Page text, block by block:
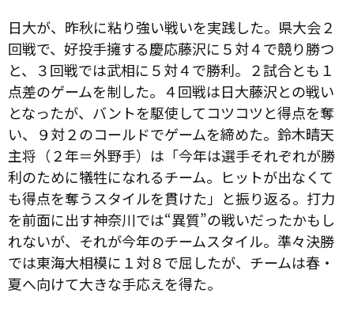
日大が、昨秋に粘り強い戦いを実践した。県大会２
回戦で、好投手擁する慶応藤沢に５対４で競り勝つ
と、３回戦では武相に５対４で勝利。２試合とも１
点差のゲームを制した。４回戦は日大藤沢との戦い
となったが、バントを駆使してコツコツと得点を奪
い、９対２のコールドでゲームを締めた。鈴木晴天
主将（２年＝外野手）は「今年は選手それぞれが勝
利のために犠牲になれるチーム。ヒットが出なくて
も得点を奪うスタイルを貫けた」と振り返る。打力
を前面に出す神奈川では“異質”の戦いだったかもし
れないが、それが今年のチームスタイル。準々決勝
では東海大相模に１対８で屈したが、チームは春・
夏へ向けて大きな手応えを得た。